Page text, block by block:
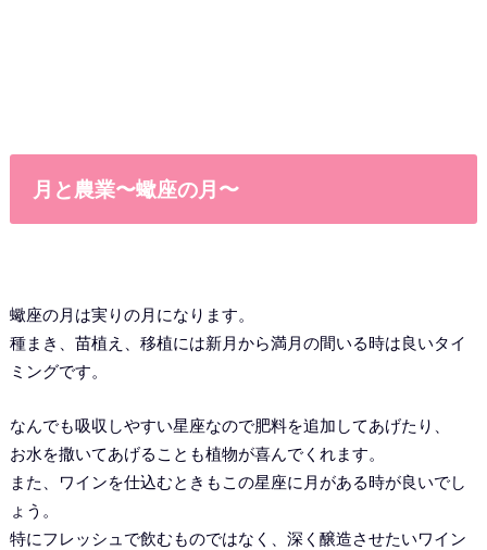
月と農業〜蠍座の月〜
蠍座の月は実りの月になります。
種まき、苗植え、移植には新月から満月の間いる時は良いタイ
ミングです。
なんでも吸収しやすい星座なので肥料を追加してあげたり、
お水を撒いてあげることも植物が喜んでくれます。
また、ワインを仕込むときもこの星座に月がある時が良いでし
ょう。
特にフレッシュで飲むものではなく、深く醸造させたいワイン